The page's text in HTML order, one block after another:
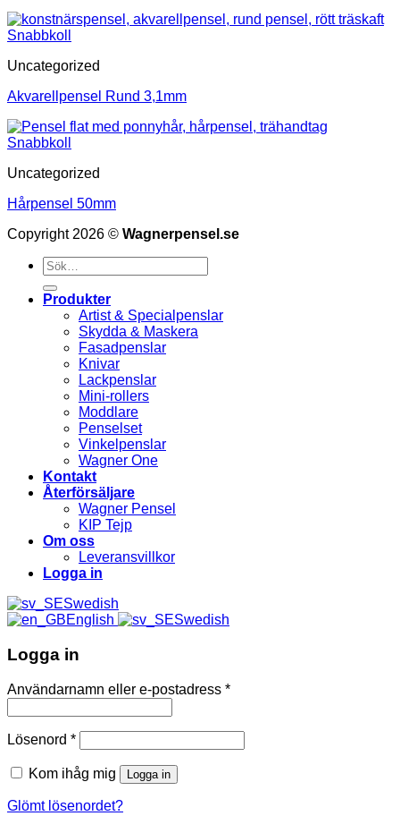
Snabbkoll
Uncategorized
Akvarellpensel Rund 3,1mm
Snabbkoll
Uncategorized
Hårpensel 50mm
Copyright 2026 © Wagnerpensel.se
Sök
efter:
Produkter
Artist & Specialpenslar
Skydda & Maskera
Fasadpenslar
Knivar
Lackpenslar
Mini-rollers
Moddlare
Penselset
Vinkelpenslar
Wagner One
Kontakt
Återförsäljare
Wagner Pensel
KIP Tejp
Om oss
Leveransvillkor
Logga in
Swedish
English
Swedish
Logga in
Användarnamn eller e-postadress *
Lösenord *
Kom ihåg mig Logga in
Glömt lösenordet?